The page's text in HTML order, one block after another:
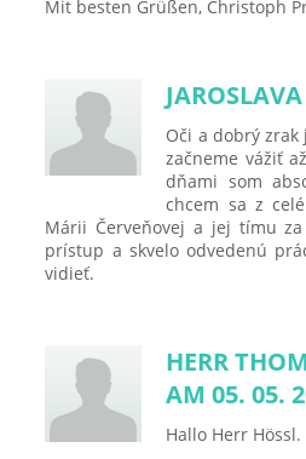
Mit besten Grüßen, Christoph
Oči a dobrý
začneme vážiť
dňami som
chcem sa z
Márii Červeňovej a jej tímu
prístup a skvelo odvedenú
vidieť.
HERR
AM 05. 05.
Hallo Herr Hössl.